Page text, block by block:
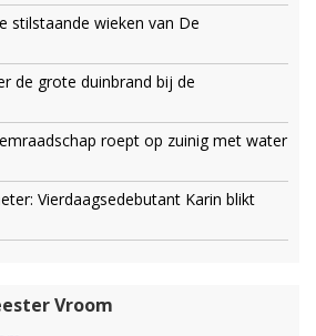
stilstaande wieken van De
de grote duinbrand bij de
roept op zuinig met water
Vierdaagsedebutant Karin blikt
Vroom